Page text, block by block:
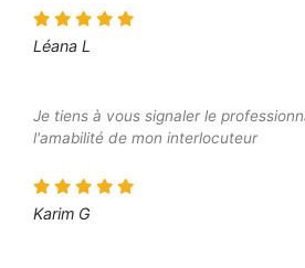
Léana L
Je tiens à vous signaler le
l'amabilité de mon interlocuteur
Karim G